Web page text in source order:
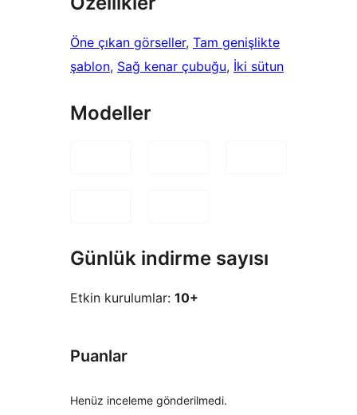
Öne çıkan görseller, Tam genişlikte
şablon, Sağ kenar çubuğu, İki sütun
Modeller
Günlük indirme sayısı
Etkin kurulumlar: 10+
Puanlar
Henüz inceleme gönderilmedi.